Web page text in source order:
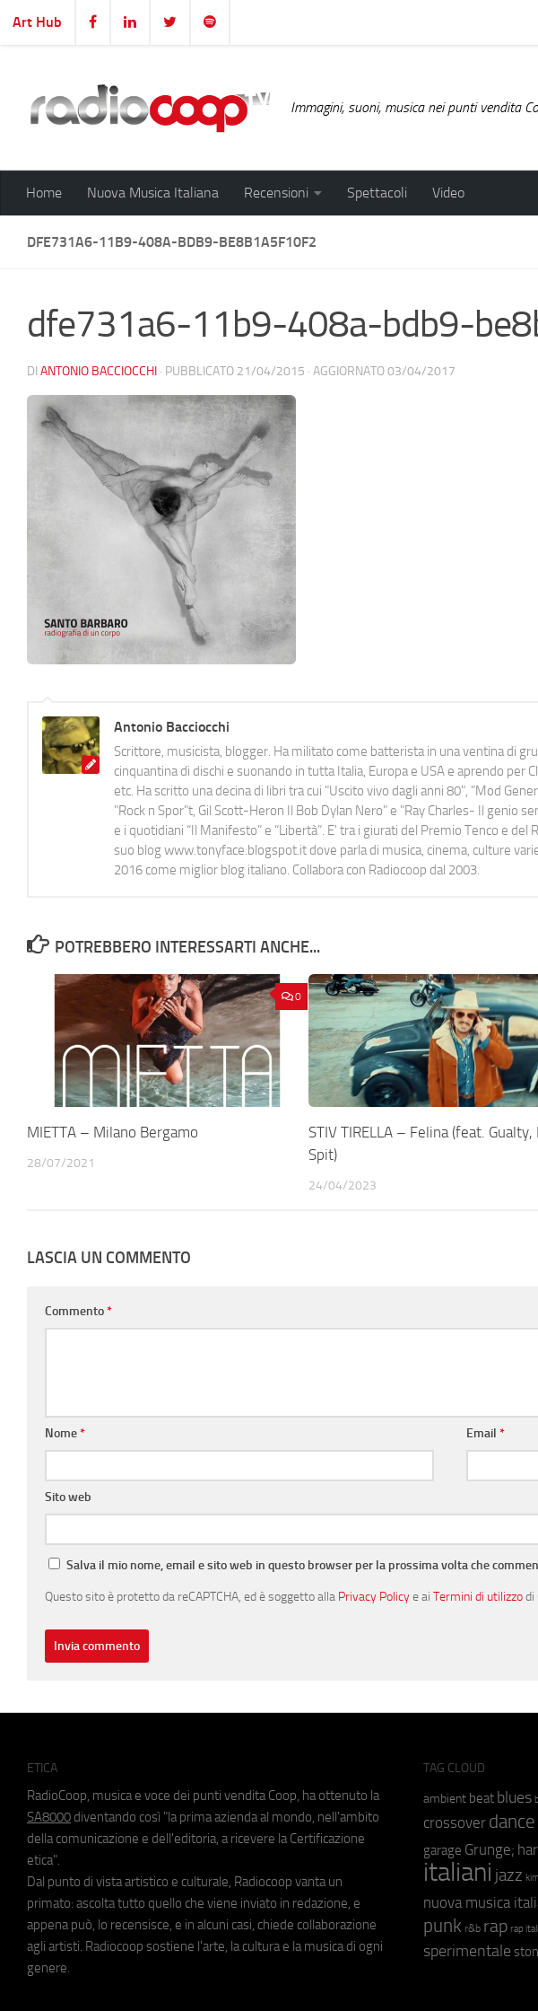
Salta al contenuto
Art Hub
Immagini, suoni, musica nei punti vendita
Home Nuova Musica Italiana Recensioni Spettacoli Video
DFE731A6-11B9-408A-BDB9-BE8B1A5F10F2
dfe731a6-11b9-408a-bdb9-
DI ANTONIO BACCIOCCHI · PUBBLICATO 21/04/2015 · AGGIORNATO03/04/2017
Antonio Bacciocchi
Scrittore, musicista, blogger. Ha militato come batterista in una ventina di
cinquantina di dischi e suonando in tutta Italia, Europa e USA e aprendo per
etc. Ha scritto una decina di libri tra cui "Uscito vivo dagli anni 80", "Mod
"Rock n Spor"t, Gil Scott-Heron Il Bob Dylan Nero" e "Ray Charles- Il genio
e i quotidiani “Il Manifesto” e “Libertà”. E' tra i giurati del Premio Tenco e
suo blog www.tonyface.blogspot.it dove parla di musica, cinema, culture
2016 come miglior blog italiano. Collabora con Radiocoop dal 2003.
POTREBBERO INTERESSARTI ANCHE...
0
MIETTA – Milano Bergamo
28/07/2021
STIV TIRELLA – Felina (feat. Gualty,
Spit)
24/04/2023
LASCIA UN COMMENTO
Commento*
Nome* Email*
Sito web
Salva il mio nome, email e sito web in questo browser per la prossima volta che
Questo sito è protetto da reCAPTCHA, ed è soggetto alla Privacy Policye ai Termini di utilizzodi
ETICA
RadioCoop, musica e voce dei punti vendita Coop, ha ottenuto la
SA8000 diventando così "la prima azienda al mondo, nell'ambito
della comunicazione e dell'editoria, a ricevere la Certificazione
etica".
Dal punto di vista artistico e culturale, Radiocoop vanta un
primato: ascolta tutto quello che viene inviato in redazione, e
appena può, lo recensisce, e in alcuni casi, chiede collaborazione
agli artisti. Radiocoop sostiene l'arte, la cultura e la musica di ogni
genere.
TAG CLOUD
ambient beat blues
crossover dance
garage Grunge;
italiani jazz
nuova musica
punk r&b rap rap
sperimentale